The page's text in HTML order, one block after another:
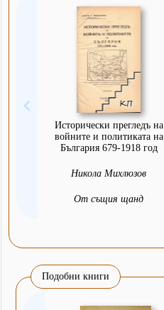
Исторически прегледъ на
войните и политиката на
България 679-1918 год
Никола Михлюзов
От същия щанд
Подобни книги